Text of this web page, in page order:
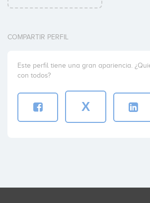
COMPARTIR PERFIL
Este perfil tiene una gran apariencia.
con todos?
X